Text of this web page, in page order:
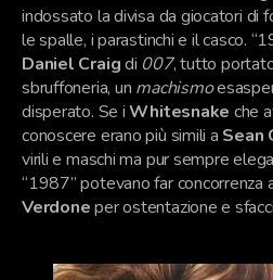
indossato la divisa da giocatori di
le spalle, i parastinchi e il casco.
Daniel Craigdi 007, tutto
sbruffoneria, un machismo
disperato. Se iWhitesnake che
conoscere erano più simili a Sean
virili e maschi ma pur sempre
“1987” potevano far concorrenza
Verdoneper ostentazione e